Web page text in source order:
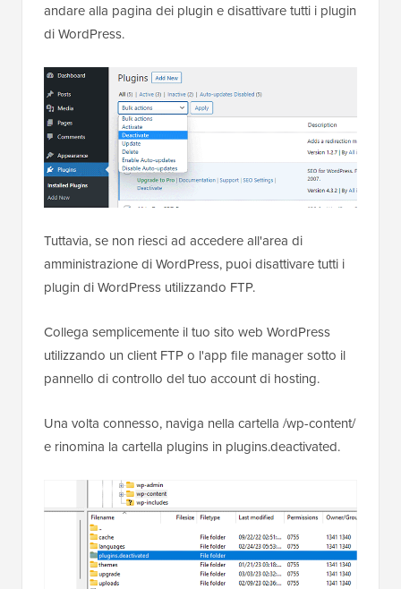
andare alla pagina dei plugin e disattivare tutti i plugin
di WordPress.
Tuttavia, se non riesci ad accedere all'area di
amministrazione di WordPress, puoi disattivare tutti i
plugin di WordPress utilizzando FTP.
Collega semplicemente il tuo sito web WordPress
utilizzando un client FTP o l'app file manager sotto il
pannello di controllo del tuo account di hosting.
Una volta connesso, naviga nella cartella /wp-content/
e rinomina la cartella plugins in plugins.deactivated.